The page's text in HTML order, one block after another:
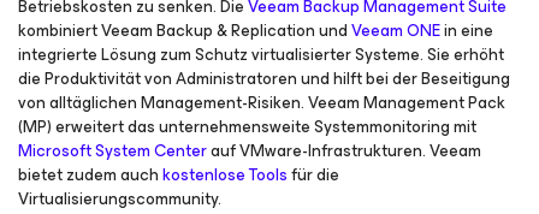
Betriebskosten zu senken. DieVeeam Backup Management Suite
kombiniert Veeam Backup & Replication undVeeam ONEin eine
integrierte Lösung zum Schutz virtualisierter Systeme. Sie erhöht
die Produktivität von Administratoren und hilft bei der Beseitigung
von alltäglichen Management-Risiken. Veeam Management Pack
(MP) erweitert das unternehmensweite Systemmonitoring mit
Microsoft System Centerauf VMware-Infrastrukturen. Veeam
bietet zudem auchkostenlose Toolsfür die
Virtualisierungscommunity.